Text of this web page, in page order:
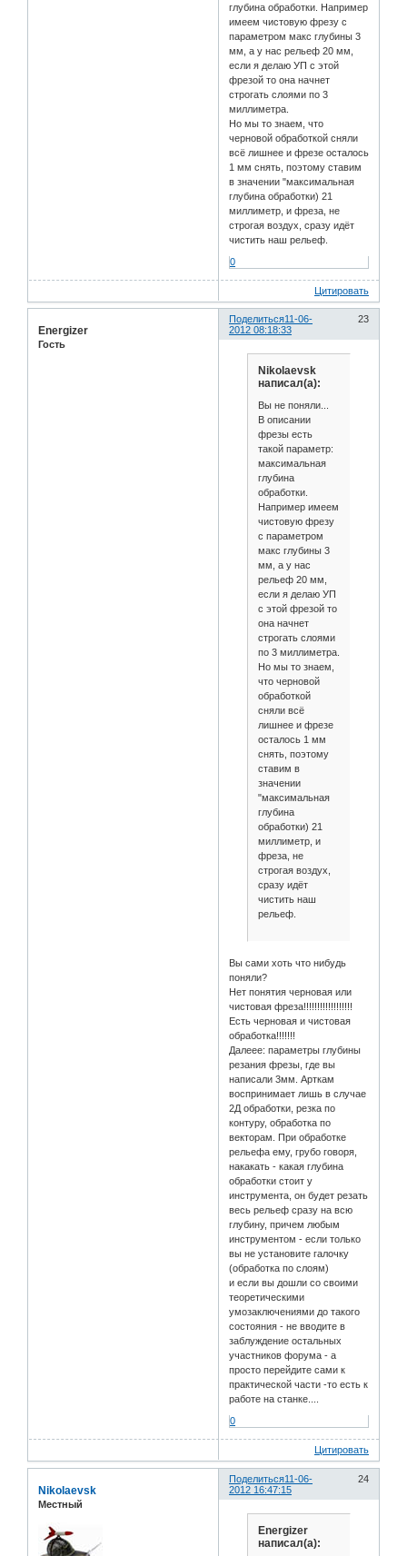
глубина обработки. Например
имеем чистовую фрезу с
параметром макс глубины 3
мм, а у нас рельеф 20 мм,
если я делаю УП с этой
фрезой то она начнет
строгать слоями по 3
миллиметра.
Но мы то знаем, что
черновой обработкой сняли
всё лишнее и фрезе осталось
1 мм снять, поэтому ставим
в значении "максимальная
глубина обработки) 21
миллиметр, и фреза, не
строгая воздух, сразу идёт
чистить наш рельеф.
0
Цитировать
Поделиться 23
11-06-
2012 08:18:33
Energizer
Гость
Nikolaevsk
написал(а):
Вы не поняли...
В описании
фрезы есть
такой параметр:
максимальная
глубина
обработки.
Например имеем
чистовую фрезу
с параметром
макс глубины 3
мм, а у нас
рельеф 20 мм,
если я делаю УП
с этой фрезой то
она начнет
строгать слоями
по 3 миллиметра.
Но мы то знаем,
что черновой
обработкой
сняли всё
лишнее и фрезе
осталось 1 мм
снять, поэтому
ставим в
значении
"максимальная
глубина
обработки) 21
миллиметр, и
фреза, не
строгая воздух,
сразу идёт
чистить наш
рельеф.
Вы сами хоть что нибудь
поняли?
Нет понятия черновая или
чистовая фреза!!!!!!!!!!!!!!!!!!
Есть черновая и чистовая
обработка!!!!!!!
Далеее: параметры глубины
резания фрезы, где вы
написали 3мм. Арткам
воспринимает лишь в случае
2Д обработки, резка по
контуру, обработка по
векторам. При обработке
рельефа ему, грубо говоря,
накакать - какая глубина
обработки стоит у
инструмента, он будет резать
весь рельеф сразу на всю
глубину, причем любым
инструментом - если только
вы не установите галочку
(обработка по слоям)
и если вы дошли со своими
теоретическими
умозаключениями до такого
состояния - не вводите в
заблуждение остальных
участников форума - а
просто перейдите сами к
практической части -то есть к
работе на станке....
0
Цитировать
Поделиться 24
11-06-
2012 16:47:15
Nikolaevsk
Местный
Energizer
написал(а):